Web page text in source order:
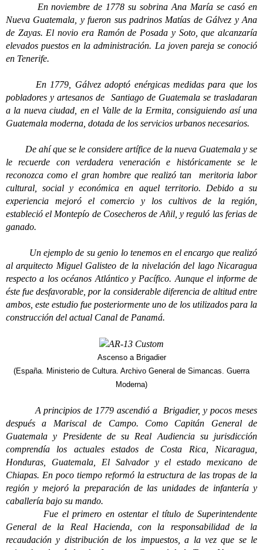
En noviembre de 1778 su sobrina Ana María se casó en
Nueva Guatemala, y fueron sus padrinos Matías de Gálvez y Ana
de Zayas. El novio era Ramón de Posada y Soto, que alcanzaría
elevados puestos en la administración. La joven pareja se conoció
en Tenerife.
En 1779, Gálvez adoptó enérgicas medidas para que los
pobladores y artesanos de Santiago de Guatemala se trasladaran
a la nueva ciudad, en el Valle de la Ermita, consiguiendo así una
Guatemala moderna, dotada de los servicios urbanos necesarios.
De ahí que se le considere artífice de la nueva Guatemala y se
le recuerde con verdadera veneración e históricamente se le
reconozca como el gran hombre que realizó tan meritoria labor
cultural, social y económica en aquel territorio. Debido a su
experiencia mejoró el comercio y los cultivos de la región,
estableció el Montepío de Cosecheros de Añil, y reguló las ferias de
ganado.
Un ejemplo de su genio lo tenemos en el encargo que realizó
al arquitecto Miguel Galisteo de la nivelación del lago Nicaragua
respecto a los océanos Atlántico y Pacífico. Aunque el informe de
éste fue desfavorable, por la considerable diferencia de altitud entre
ambos, este estudio fue posteriormente uno de los utilizados para la
construcción del actual Canal de Panamá.
Ascenso a Brigadier
(España. Ministerio de Cultura. Archivo General de Simancas. Guerra
Moderna)
A principios de 1779 ascendió a Brigadier, y pocos meses
después a Mariscal de Campo. Como Capitán General de
Guatemala y Presidente de su Real Audiencia su jurisdicción
comprendía los actuales estados de Costa Rica, Nicaragua,
Honduras, Guatemala, El Salvador y el estado mexicano de
Chiapas. En poco tiempo reformó la estructura de las tropas de la
región y mejoró la preparación de las unidades de infantería y
caballería bajo su mando.
Fue el primero en ostentar el título de Superintendente
General de la Real Hacienda, con la responsabilidad de la
recaudación y distribución de los impuestos, a la vez que se le